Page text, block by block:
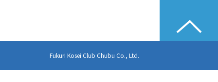
Fukuri Kosei Club Chubu Co., Ltd.